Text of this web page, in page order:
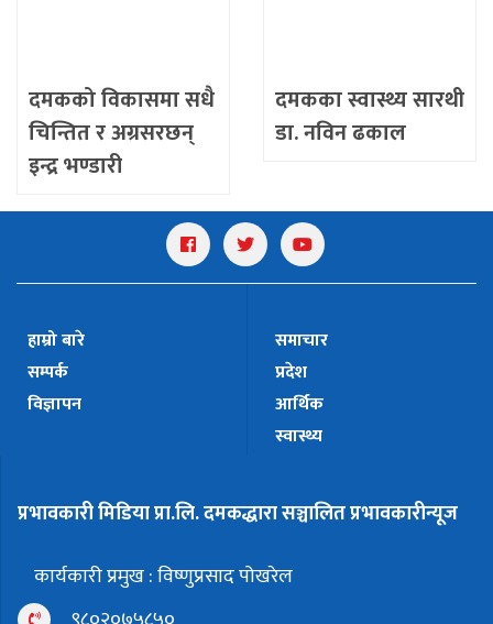
दमकको विकासमा सधै
चिन्तित र अग्रसरछन्
इन्द्र भण्डारी
दमकका स्वास्थ्य सारथी
डा. नविन ढकाल
हाम्रो बारे
सम्पर्क
विज्ञापन
समाचार
प्रदेश
आर्थिक
स्वास्थ्य
प्रभावकारी मिडिया प्रा.लि. दमकद्धारा सञ्चालित प्रभावकारीन्यूज
कार्यकारी प्रमुख : विष्णुप्रसाद पोखरेल